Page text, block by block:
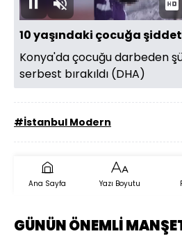
DuraklatSesi
Aç
10 yaşındaki çocuğa şiddet
Konya'da çocuğu darbeden
serbest bırakıldı (DHA)
#İstanbul Modern
Ana Sayfa Yazı Boyutu
GÜNÜN ÖNEMLİ